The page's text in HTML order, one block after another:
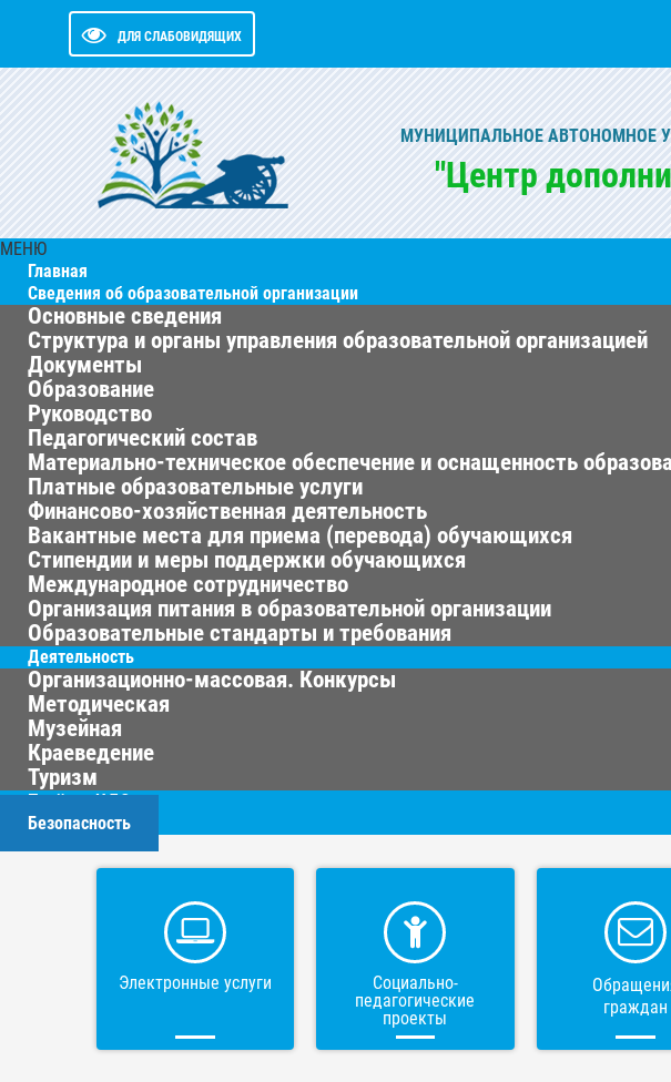
ДЛЯ СЛАБОВИДЯЩИХ
МУНИЦИПАЛЬНОЕ АВТОНОМНОЕ
"Центр
МЕНЮ
Главная
Сведения об образовательной организации
Основные сведения
Структура и органы управления образовательной организацией
Документы
Образование
Руководство
Педагогический состав
Материально-техническое обеспечение и оснащенность
Платные образовательные услуги
Финансово-хозяйственная деятельность
Вакантные места для приема (перевода) обучающихся
Стипендии и меры поддержки обучающихся
Международное сотрудничество
Организация питания в образовательной организации
Образовательные стандарты и требования
Деятельность
Организационно-массовая. Конкурсы
Методическая
Музейная
Краеведение
Туризм
Приём в ЦДО
Безопасность
Электронные услуги
Социально-
педагогические
проекты
граждан